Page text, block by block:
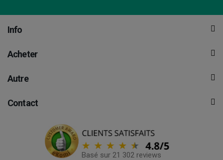
Info
Acheter
Autre
Contact
Basé sur 21 302 reviews